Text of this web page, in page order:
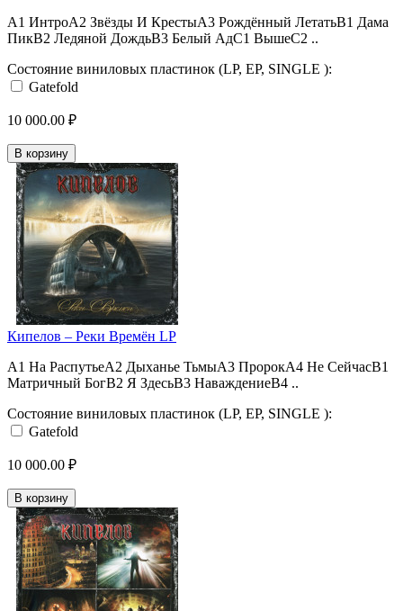
A1 ИнтроA2 Звёзды И КрестыA3 Рождённый ЛетатьB1 Дама
ПикB2 Ледяной ДождьB3 Белый АдC1 ВышеC2 ..
Состояние виниловых пластинок (LP, EP, SINGLE ):
Gatefold
10 000.00 ₽
В корзину
Кипелов – Реки Времён LP
A1 На РаспутьеA2 Дыханье ТьмыA3 ПророкA4 Не СейчасB1
Матричный БогB2 Я ЗдесьB3 НаваждениеB4 ..
Состояние виниловых пластинок (LP, EP, SINGLE ):
Gatefold
10 000.00 ₽
В корзину